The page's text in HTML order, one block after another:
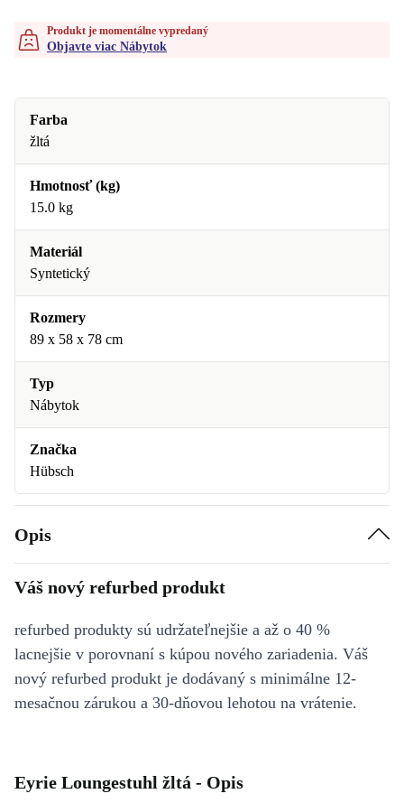
Produkt je momentálne vypredaný
Objavte viac Nábytok
Farba
žltá
Hmotnosť (kg)
15.0 kg
Materiál
Syntetický
Rozmery
89 x 58 x 78 cm
Typ
Nábytok
Značka
Hübsch
Opis
Váš nový refurbed produkt
refurbed produkty sú udržateľnejšie a až o 40 %
lacnejšie v porovnaní s kúpou nového zariadenia. Váš
nový refurbed produkt je dodávaný s minimálne 12-
mesačnou zárukou a 30-dňovou lehotou na vrátenie.
Eyrie Loungestuhl žltá - Opis